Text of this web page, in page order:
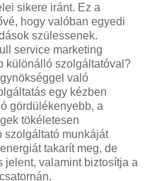
sikere iránt. Ez a
hogy valóban egyedi
szülessenek.
service marketing
különálló szolgáltatóval?
való
egy kézben
gördülékenyebb, a
tökéletesen
szolgáltató munkáját
takarít meg, de
jelent, valamint biztosítja a